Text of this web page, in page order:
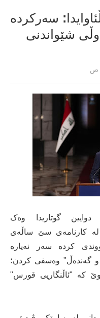
سەرکردە
شێواندنی
گوتاریدا وەک
لە کارنامەی سێ ساڵەی
کردە سەر نەیارە
و گەندەڵ" وەسفی کردن؛
کە "ئاڵنگاریی قورس"